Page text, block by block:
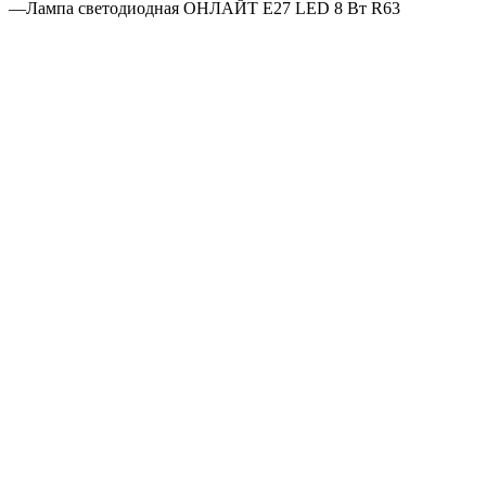
—Лампа светодиодная ОНЛАЙТ Е27 LED 8 Вт R63